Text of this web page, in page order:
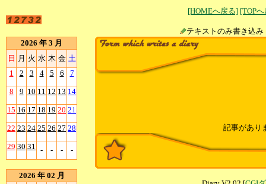
[HOMEへ戻る] [TOP
テキストのみ書
2026 年 3 月
日 月 火 水 木 金 土
1
2 3 4 5 6 7
8 9 10 11 12 13 14
15 16 17 18 19 20 21
22 23 24 25 26 27 28
29 30 31 - - - -
2026 年 02 月
記事があり